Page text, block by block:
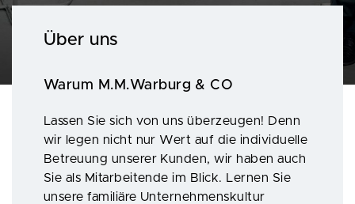
Über uns
Warum M.M.Warburg & CO
Lassen Sie sich von uns überzeugen! Denn
wir legen nicht nur Wert auf die individuelle
Betreuung unserer Kunden, wir haben auch
Sie als Mitarbeitende im Blick. Lernen Sie
unsere familiäre Unternehmenskultur